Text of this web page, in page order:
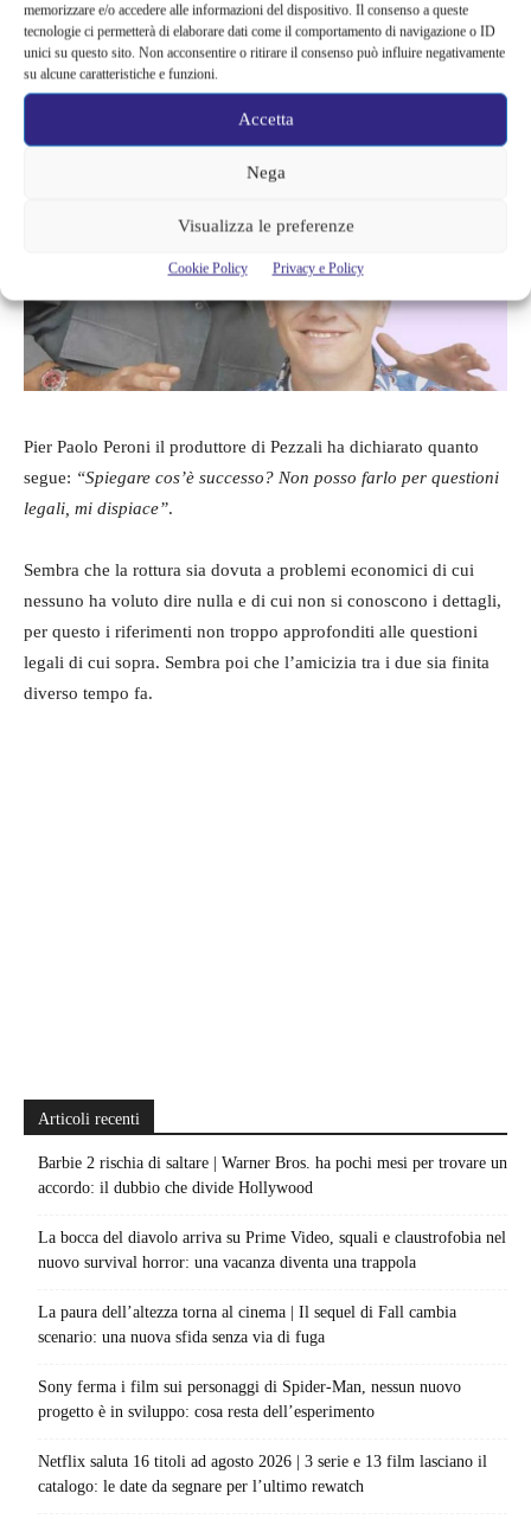
memorizzare e/o accedere alle informazioni del dispositivo. Il consenso a queste
tecnologie ci permetterà di elaborare dati come il comportamento di navigazione o ID
unici su questo sito. Non acconsentire o ritirare il consenso può influire negativamente
su alcune caratteristiche e funzioni.
Accetta
Nega
Visualizza le preferenze
Cookie Policy Privacy e Policy
Dopo decenni dall’inizio della loro amicizia e del sodalizio
artistico sembra che il rapporto tra Max Pezzali e Claudio
Cecchetto si sia rotto per sempre, ma quali sono le motivazioni?
Pier Paolo Peroni il produttore di Pezzali ha dichiarato quanto
segue: “Spiegare cos’è successo? Non posso farlo per questioni
legali, mi dispiace”.
Sembra che la rottura sia dovuta a problemi economici di cui
nessuno ha voluto dire nulla e di cui non si conoscono i dettagli,
per questo i riferimenti non troppo approfonditi alle questioni
legali di cui sopra. Sembra poi che l’amicizia tra i due sia finita
diverso tempo fa.
Articoli recenti
Barbie 2 rischia di saltare | Warner Bros. ha pochi mesi per trovare un
accordo: il dubbio che divide Hollywood
La bocca del diavolo arriva su Prime Video, squali e claustrofobia nel
nuovo survival horror: una vacanza diventa una trappola
La paura dell’altezza torna al cinema | Il sequel di Fall cambia
scenario: una nuova sfida senza via di fuga
Sony ferma i film sui personaggi di Spider-Man, nessun nuovo
progetto è in sviluppo: cosa resta dell’esperimento
Netflix saluta 16 titoli ad agosto 2026 | 3 serie e 13 film lasciano il
catalogo: le date da segnare per l’ultimo rewatch